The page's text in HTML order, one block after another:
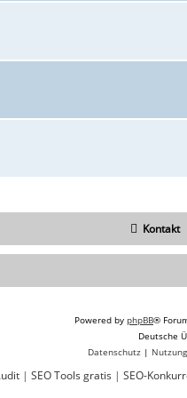
Kontakt
Powered by phpBB®
Deutsche
Datenschutz |
| SEO Tools gratis | SEO-